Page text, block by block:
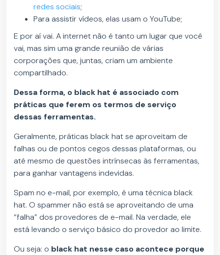
redes sociais;
Para assistir vídeos, elas usam o YouTube;
E por aí vai. A internet não é tanto um lugar que você
vai, mas sim uma grande reunião de várias
corporações que, juntas, criam um ambiente
compartilhado.
Dessa forma, o black hat é associado com
práticas que ferem os termos de serviço
dessas ferramentas.
Geralmente, práticas black hat se aproveitam de
falhas ou de pontos cegos dessas plataformas, ou
até mesmo de questões intrínsecas às ferramentas,
para ganhar vantagens indevidas.
Spam no e-mail, por exemplo, é uma técnica black
hat. O spammer não está se aproveitando de uma
“falha” dos provedores de e-mail. Na verdade, ele
está levando o serviço básico do provedor ao limite.
Ou seja: o black hat nesse caso acontece porque